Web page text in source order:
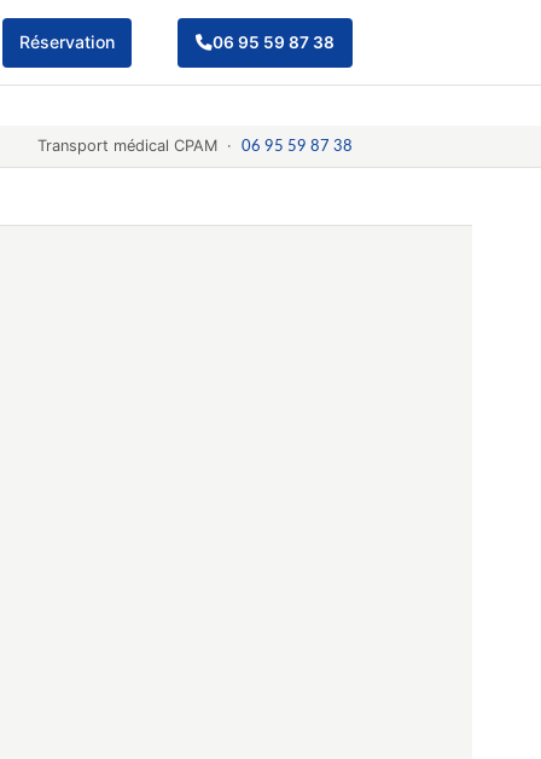
Transport médical CPAM · 06 95 59 87 38
Réservation 06 95 59 87 38